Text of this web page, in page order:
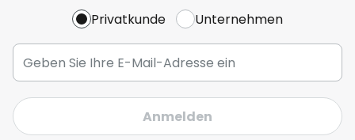
Privatkunde Unternehmen
Anmelden